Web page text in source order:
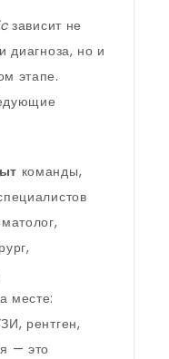
зависит не
диагноза, но и
этапе.
команды,
месте:
рентген,
— это